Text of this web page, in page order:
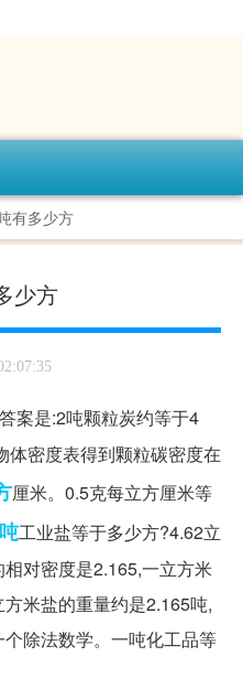
有多少方
少方
案是:2吨颗粒炭约等于4
体密度表得到颗粒碳密度在
厘米。0.5克每立方厘米等
工业盐等于多少方?4.62立
对密度是2.165,一立方米
米盐的重量约是2.165吨,
除法数学。一吨化工品等